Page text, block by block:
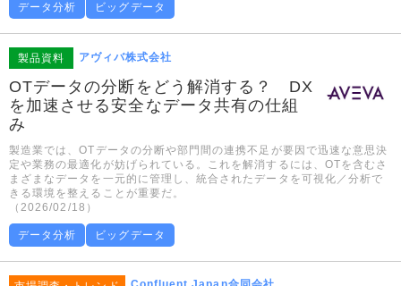
データ分析 ビッグデータ
製品資料 アヴィバ株式会社
OTデータの分断をどう解消する？ DX
を加速させる安全なデータ共有の仕組
み
製造業では、OTデータの分断や部門間の連携不足が要因で迅速な意思決
定や業務の最適化が妨げられている。これを解消するには、OTを含むさ
まざまなデータを一元的に管理し、統合されたデータを可視化／分析で
きる環境を整えることが重要だ。
（2026/02/18）
データ分析 ビッグデータ